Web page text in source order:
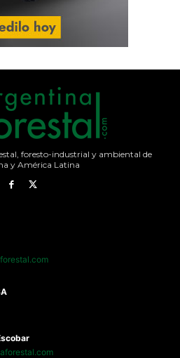
foresto-industrial y ambiental de
y América Latina